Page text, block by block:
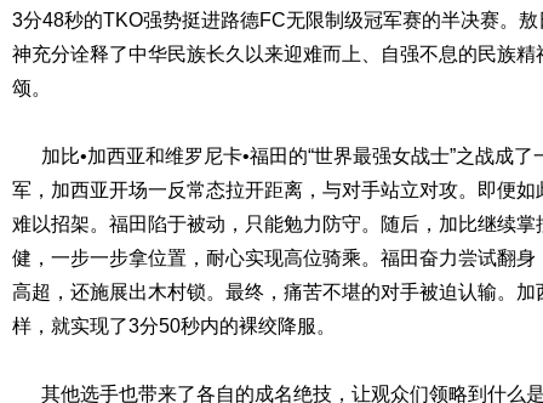
3分48秒的TKO强势挺进路德FC无限制级冠军赛的半决赛。
神充分诠释了中华民族长久以来迎难而上、自强不息的民族
颂。
加比•加西亚和维罗尼卡•福田的“世界最强女战士”之战成了
军，加西亚开场一反常态拉开距离，与对手站立对攻。即便
难以招架。福田陷于被动，只能勉力防守。随后，加比继续
健，一步一步拿位置，耐心实现高位骑乘。福田奋力尝试翻
高超，还施展出木村锁。最终，痛苦不堪的对手被迫认输。
样，就实现了3分50秒内的裸绞降服。
其他选手也带来了各自的成名绝技，让观众们领略到什么